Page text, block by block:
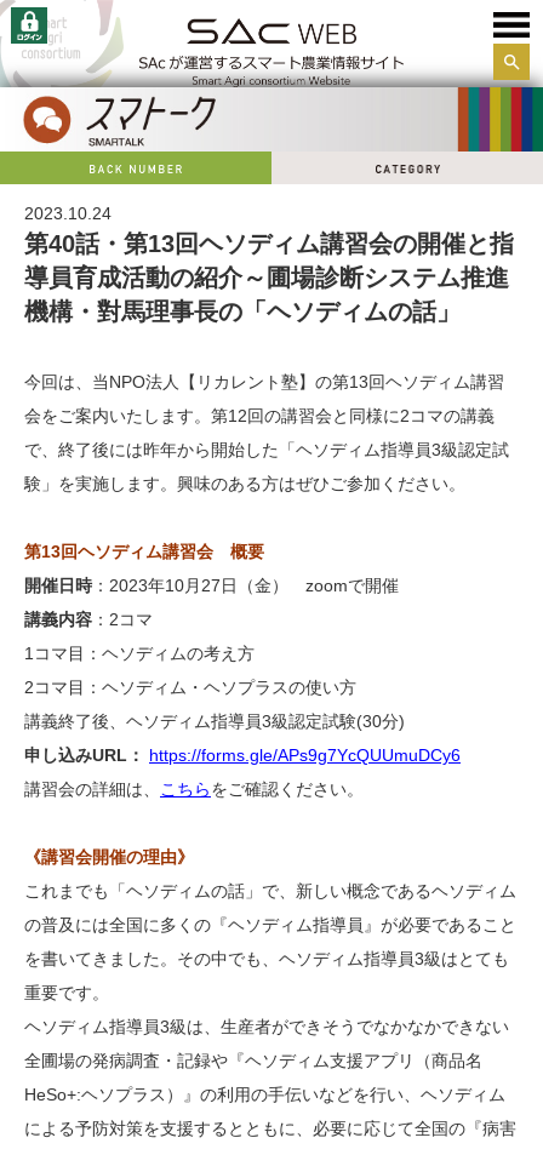
サイ
2023.10.24
第40話・第13回ヘソディム講習会の開催と指
導員育成活動の紹介～圃場診断システム推進
機構・對馬理事長の「ヘソディムの話」
今回は、当NPO法人【リカレント塾】の第13回ヘソディム講習
会をご案内いたします。第12回の講習会と同様に2コマの講義
で、終了後には昨年から開始した「ヘソディム指導員3級認定試
験」を実施します。興味のある方はぜひご参加ください。
第13回ヘソディム講習会 概要
開催日時 ：2023年10月27日（金） zoomで開催
講義内容 ：2コマ
1コマ目：ヘソディムの考え方
2コマ目：ヘソディム・ヘソプラスの使い方
講義終了後、ヘソディム指導員3級認定試験(30分)
申し込みURL：
https://forms.gle/APs9g7YcQUUmuDCy6
講習会の詳細は、 こちらをご確認ください。
《講習会開催の理由》
これまでも「ヘソディムの話」で、新しい概念であるヘソディム
の普及には全国に多くの『ヘソディム指導員』が必要であること
を書いてきました。その中でも、ヘソディム指導員3級はとても
重要です。
ヘソディム指導員3級は、生産者ができそうでなかなかできない
全圃場の発病調査・記録や『ヘソディム支援アプリ（商品名
HeSo+:ヘソプラス）』の利用の手伝いなどを行い、ヘソディム
による予防対策を支援するとともに、必要に応じて全国の『病害